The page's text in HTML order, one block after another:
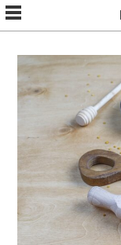
Skip
to
content